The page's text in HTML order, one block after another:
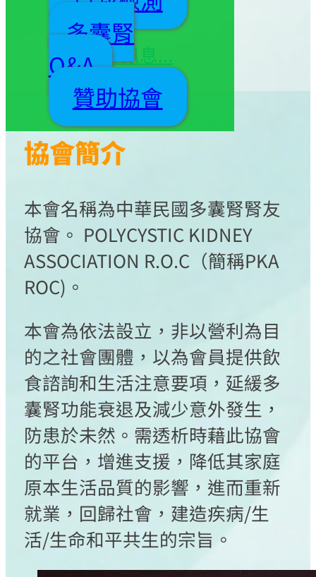
多囊腎
Q&A
贊助協會
事同仁 敬邀
更多協會訊息...
協會簡介
本會名稱為中華民國多囊腎腎友
協會。 POLYCYSTIC KIDNEY
ASSOCIATION R.O.C（簡稱PKA
ROC)。
本會為依法設立，非以營利為目
的之社會團體，以為會員提供飲
食諮詢和生活注意要項，延緩多
囊腎功能衰退及減少意外發生，
防患於未然。需透析時藉此協會
的平台，增進支援，降低其家庭
原本生活品質的影響，進而重新
就業，回歸社會，建造疾病/生
活/生命和平共生的宗旨。